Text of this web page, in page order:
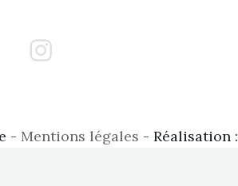
Instagram
- Mentions légales - Réalisation :